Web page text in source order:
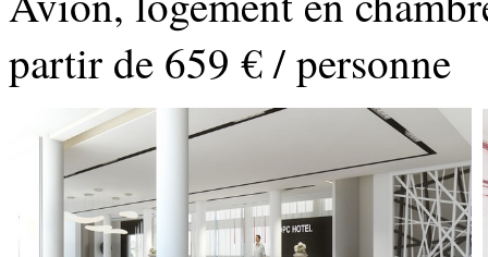
partir de 659 € / personne